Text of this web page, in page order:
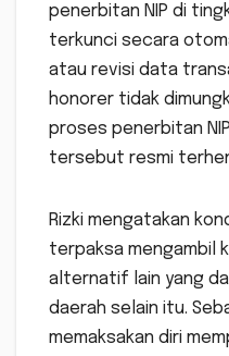
penerbitan NIP di
terkunci secara
atau revisi data
honorer tidak
proses penerbitan
tersebut resmi
Rizki mengatakan
terpaksa mengambil
alternatif lain yang
daerah selain itu.
memaksakan diri